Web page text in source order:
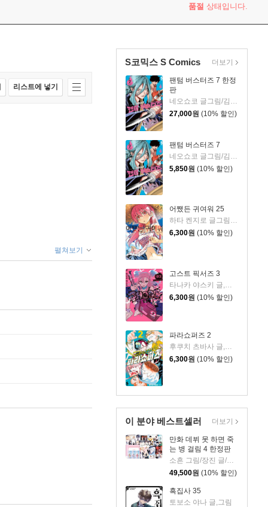
품절 상태입니다.
S코믹스 S Comics
팬텀 버스터즈 7 한정
판
네오쇼코 글그림/김지혜 역
27,000원 (10% 할인)
팬텀 버스터즈 7
네오쇼코 글그림/김지혜 역
5,850원 (10% 할인)
어쨌든 귀여워 25
하타 켄지로 글그림/옷무 역
6,300원 (10% 할인)
고스트 픽서즈 3
6,300원 (10% 할인)
파라쇼퍼즈 2
후쿠치 츠바사 글,그림/정대식 역
6,300원 (10% 할인)
더보기
이 분야 베스트셀러
만화 데뷔 못 하면 죽
는 병 걸림 4 한정판
49,500원 (10% 할인)
흑집사 35
토보소 야나 글,그림
더보기
리스트에 넣기
펼쳐보기